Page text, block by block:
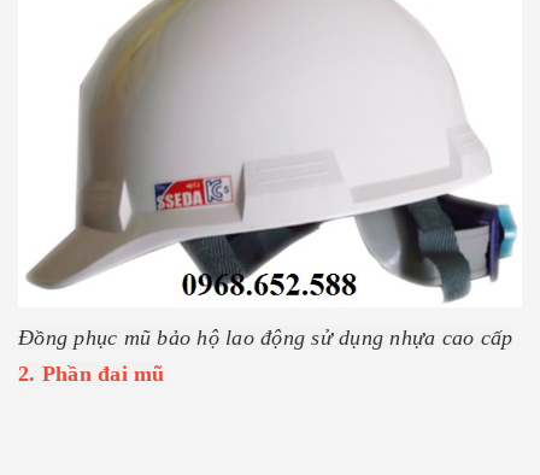
Đồng phục mũ bảo hộ lao động sử dụng nhựa cao cấp
2. Phần đai mũ